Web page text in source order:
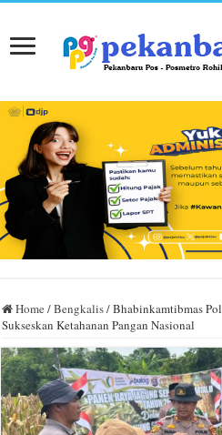
Home /Bengkalis/Bhabinkamtibmas
Sukseskan Ketahanan Pangan Nasional